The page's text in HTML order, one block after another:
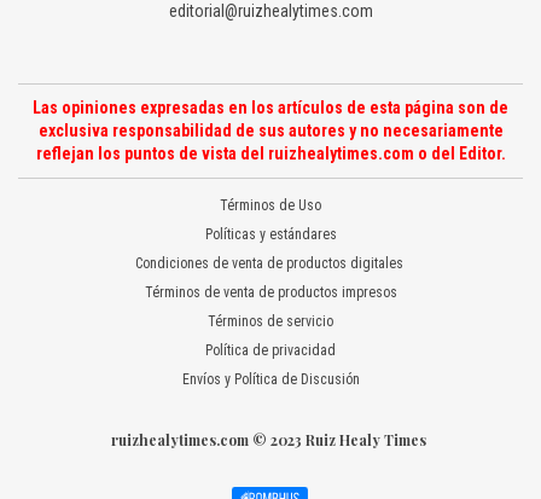
editorial@ruizhealytimes.com
Las opiniones expresadas en los artículos de esta página son de
exclusiva responsabilidad de sus autores y no necesariamente
reflejan los puntos de vista del ruizhealytimes.com o del Editor.
Términos de Uso
Políticas y estándares
Condiciones de venta de productos digitales
Términos de venta de productos impresos
Términos de servicio
Política de privacidad
Envíos y Política de Discusión
ruizhealytimes.com © 2023 Ruiz Healy Times